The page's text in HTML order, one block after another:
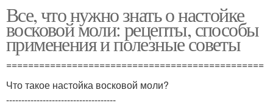
Все, что нужно знать о настойке
восковой моли: рецепты, способы
применения и полезные советы
===============================================
Что такое настойка восковой моли?
------------------------------------